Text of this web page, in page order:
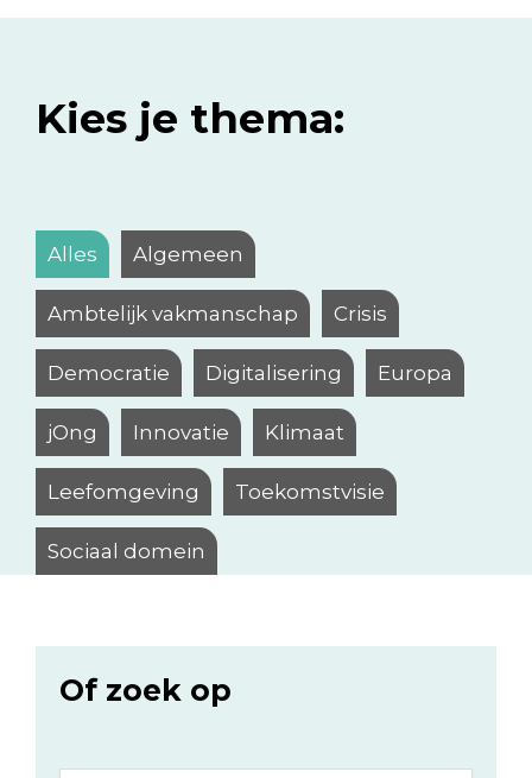
Kies je thema:
Alles Algemeen
Ambtelijk vakmanschap Crisis
Democratie Digitalisering Europa
jOng Innovatie Klimaat
Leefomgeving Toekomstvisie
Sociaal domein
Of zoek op